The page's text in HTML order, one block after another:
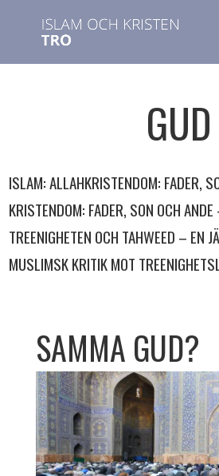
GUD
ISLAM: ALLAHKRISTENDOM: FADER,
KRISTENDOM: FADER, SON OCH
TREENIGHETEN OCH TAHWEED – EN
MUSLIMSK KRITIK MOT
SAMMA GUD?